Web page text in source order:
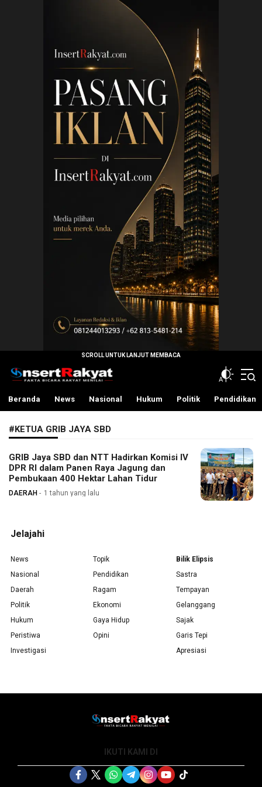
InsertRakyat.com
Fakta Bicara Rakyat Menilai
Beranda News Nasional Hukum Politik Pendidikan
#KETUA GRIB JAYA SBD
GRIB Jaya SBD dan NTT Hadirkan Komisi IV
DPR RI dalam Panen Raya Jagung dan
Pembukaan 400 Hektar Lahan Tidur
DAERAH 1 tahun yang lalu
Jelajahi
News
Nasional
Daerah
Politik
Hukum
Peristiwa
Investigasi
Topik
Pendidikan
Ragam
Ekonomi
Gaya Hidup
Opini
Bilik Elipsis
Sastra
Tempayan
Gelanggang
Sajak
Garis Tepi
Apresiasi
IKUTI KAMI DI